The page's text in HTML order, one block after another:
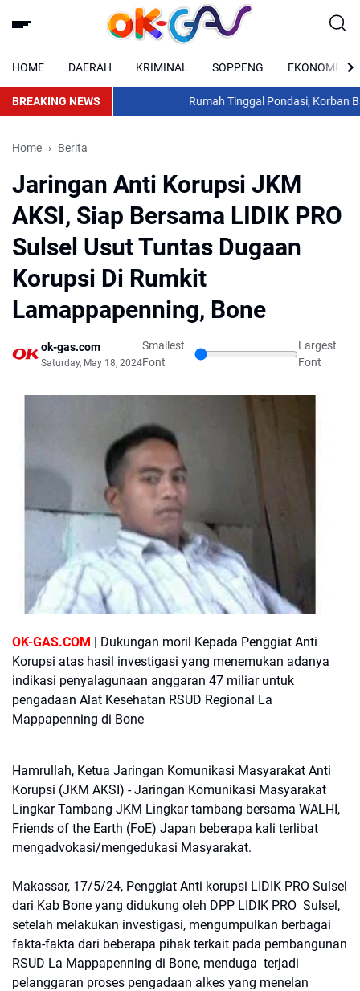
HOME DAERAH KRIMINAL SOPPENG EKONOMI
BREAKING NEWS Rumah Tinggal Pondasi, Korban
Home Berita
Jaringan Anti Korupsi JKM
AKSI, Siap Bersama LIDIK PRO
Sulsel Usut Tuntas Dugaan
Korupsi Di Rumkit
Lamappapenning, Bone
ok-gas.com
Saturday, May 18, 2024
Smallest
Font
Largest
Font
OK-GAS.COM | Dukungan moril Kepada Penggiat Anti
Korupsi atas hasil investigasi yang menemukan adanya
indikasi penyalagunaan anggaran 47 miliar untuk
pengadaan Alat Kesehatan RSUD Regional La
Mappapenning di Bone
Hamrullah, Ketua Jaringan Komunikasi Masyarakat Anti
Korupsi (JKM AKSI) - Jaringan Komunikasi Masyarakat
Lingkar Tambang JKM Lingkar tambang bersama WALHI,
Friends of the Earth (FoE) Japan beberapa kali terlibat
mengadvokasi/mengedukasi Masyarakat.
Makassar, 17/5/24, Penggiat Anti korupsi LIDIK PRO Sulsel
dari Kab Bone yang didukung oleh DPP LIDIK PRO Sulsel,
setelah melakukan investigasi, mengumpulkan berbagai
fakta-fakta dari beberapa pihak terkait pada pembangunan
RSUD La Mappapenning di Bone, menduga terjadi
pelanggaran proses pengadaan alkes yang menelan